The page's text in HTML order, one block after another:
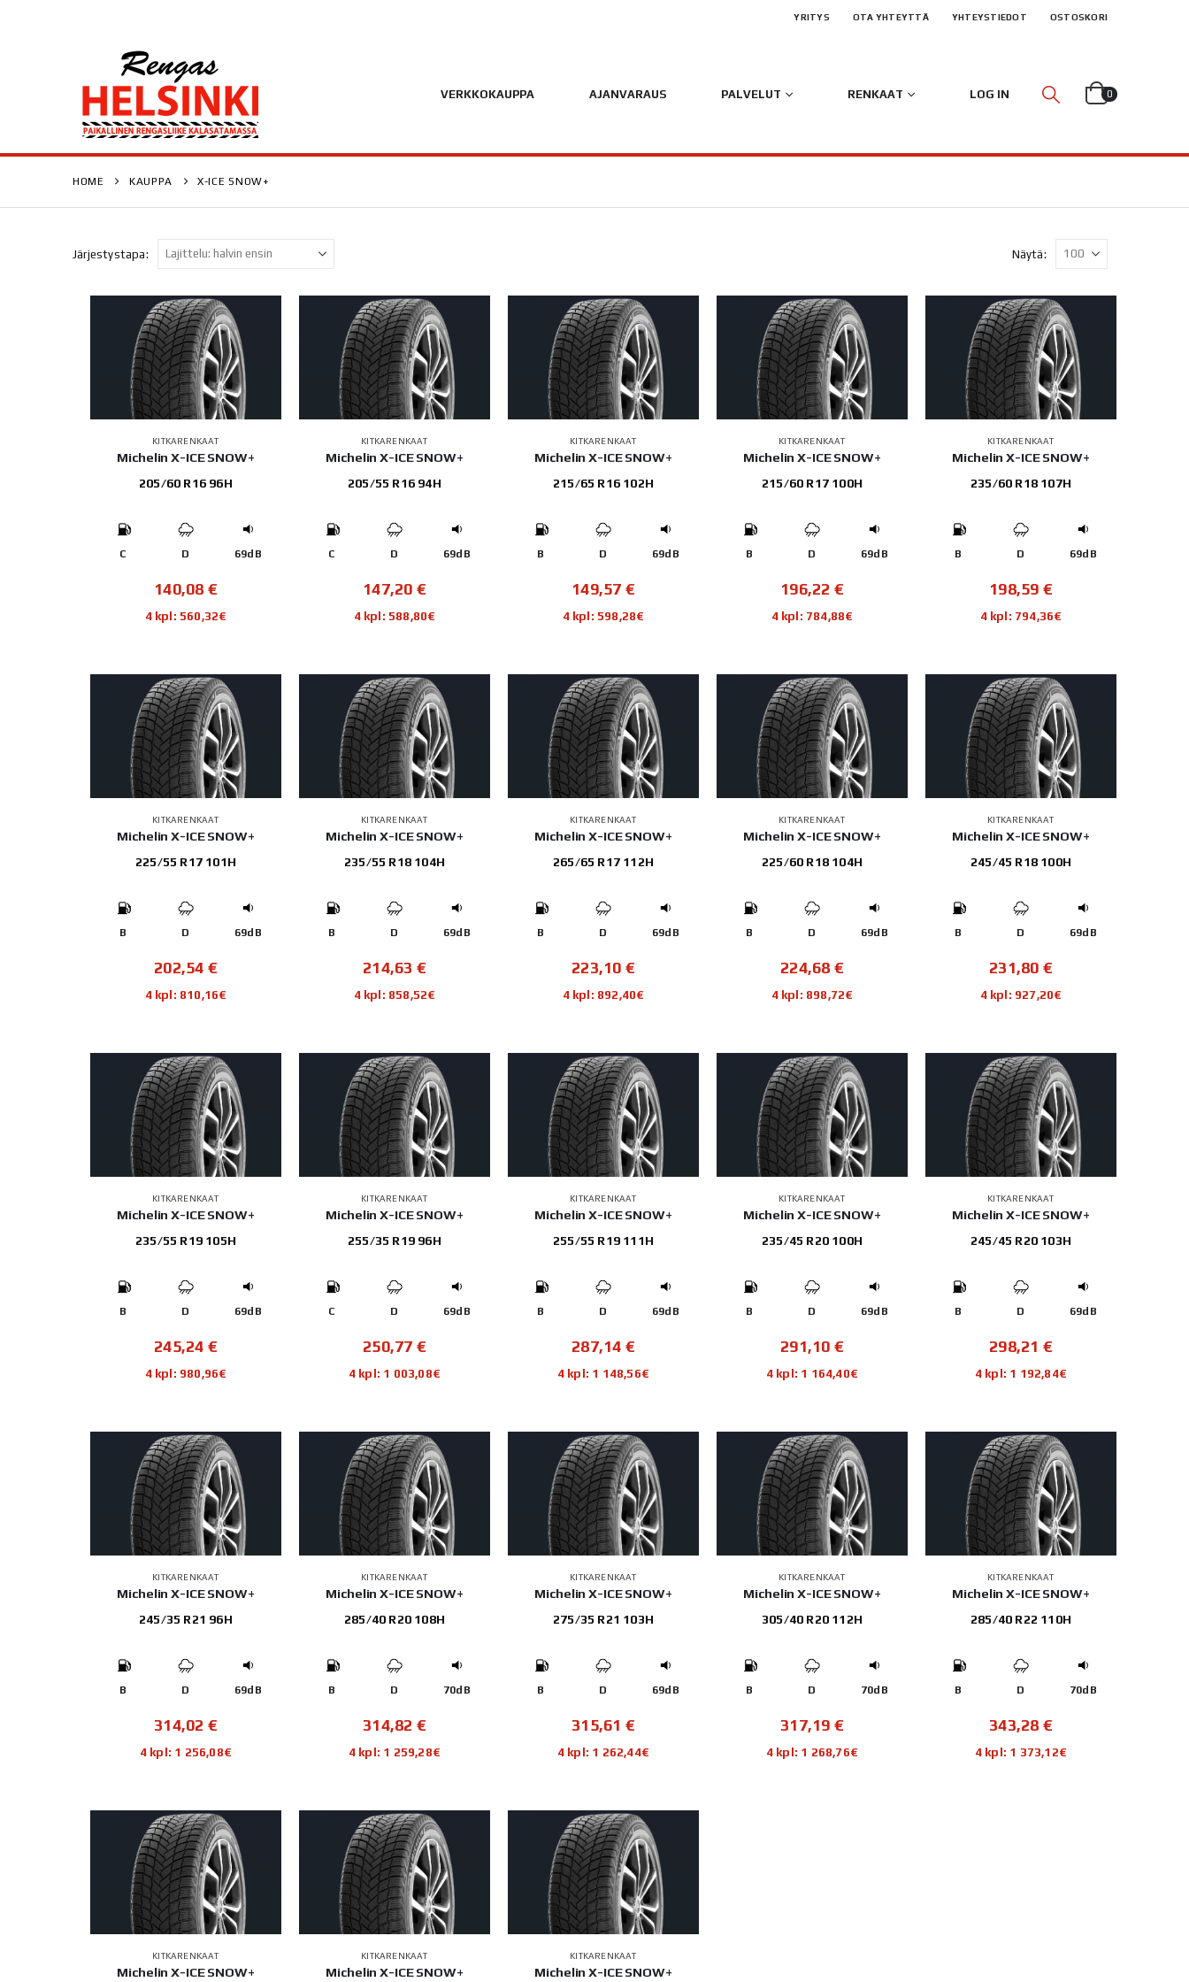
YRITYS OTA YHTEYTTÄ YHTEYSTIEDOT OSTOSKORI
VERKKOKAUPPA AJANVARAUS PALVELUT RENKAAT LOG IN 0
HOME KAUPPA X-ICE SNOW+
Järjestystapa: Näytä:
KITKARENKAAT
Michelin X-ICE SNOW+
205/60 R16 96H
C D 69dB
140,08 €
4 kpl: 560,32€
KITKARENKAAT
Michelin X-ICE SNOW+
205/55 R16 94H
C D 69dB
147,20 €
4 kpl: 588,80€
KITKARENKAAT
Michelin X-ICE SNOW+
215/65 R16 102H
B D 69dB
149,57 €
4 kpl: 598,28€
KITKARENKAAT
Michelin X-ICE SNOW+
215/60 R17 100H
B D 69dB
196,22 €
4 kpl: 784,88€
KITKARENKAAT
Michelin X-ICE SNOW+
235/60 R18 107H
B D 69dB
198,59 €
4 kpl: 794,36€
KITKARENKAAT
Michelin X-ICE SNOW+
225/55 R17 101H
B D 69dB
202,54 €
4 kpl: 810,16€
KITKARENKAAT
Michelin X-ICE SNOW+
235/55 R18 104H
B D 69dB
214,63 €
4 kpl: 858,52€
KITKARENKAAT
Michelin X-ICE SNOW+
265/65 R17 112H
B D 69dB
223,10 €
4 kpl: 892,40€
KITKARENKAAT
Michelin X-ICE SNOW+
225/60 R18 104H
B D 69dB
224,68 €
4 kpl: 898,72€
KITKARENKAAT
Michelin X-ICE SNOW+
245/45 R18 100H
B D 69dB
231,80 €
4 kpl: 927,20€
KITKARENKAAT
Michelin X-ICE SNOW+
235/55 R19 105H
B D 69dB
245,24 €
4 kpl: 980,96€
KITKARENKAAT
Michelin X-ICE SNOW+
255/35 R19 96H
C D 69dB
250,77 €
4 kpl: 1 003,08€
KITKARENKAAT
Michelin X-ICE SNOW+
255/55 R19 111H
B D 69dB
287,14 €
4 kpl: 1 148,56€
KITKARENKAAT
Michelin X-ICE SNOW+
235/45 R20 100H
B D 69dB
291,10 €
4 kpl: 1 164,40€
KITKARENKAAT
Michelin X-ICE SNOW+
245/45 R20 103H
B D 69dB
298,21 €
4 kpl: 1 192,84€
KITKARENKAAT
Michelin X-ICE SNOW+
245/35 R21 96H
B D 69dB
314,02 €
4 kpl: 1 256,08€
KITKARENKAAT
Michelin X-ICE SNOW+
285/40 R20 108H
B D 70dB
314,82 €
4 kpl: 1 259,28€
KITKARENKAAT
Michelin X-ICE SNOW+
275/35 R21 103H
B D 69dB
315,61 €
4 kpl: 1 262,44€
KITKARENKAAT
Michelin X-ICE SNOW+
305/40 R20 112H
B D 70dB
317,19 €
4 kpl: 1 268,76€
KITKARENKAAT
Michelin X-ICE SNOW+
285/40 R22 110H
B D 70dB
343,28 €
4 kpl: 1 373,12€
KITKARENKAAT
Michelin X-ICE SNOW+
KITKARENKAAT
Michelin X-ICE SNOW+
KITKARENKAAT
Michelin X-ICE SNOW+